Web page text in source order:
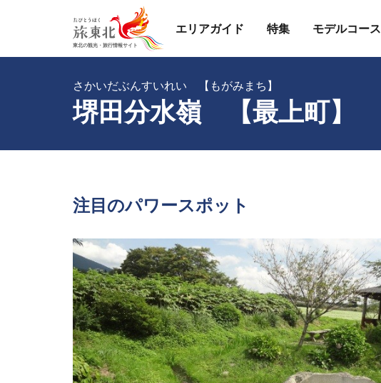
エリアガイド 特集 モデルコース
堺田分水嶺 【最上町】
さかいだぶんすいれい 【もがみまち】
注目のパワースポット